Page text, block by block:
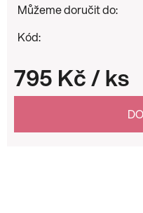
Můžeme doručit do:
Kód:
795 Kč/ ks
Měrná cena: